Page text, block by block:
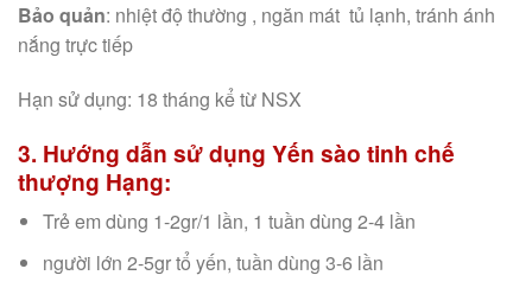
Bảo quản: nhiệt độ thường , ngăn mát tủ lạnh, tránh ánh
nắng trực tiếp
Hạn sử dụng: 18 tháng kể từ NSX
3. Hướng dẫn sử dụng Yến sào tinh chế
thượng Hạng:
Trẻ em dùng 1-2gr/1 lần, 1 tuần dùng 2-4 lần
người lớn 2-5gr tổ yến, tuần dùng 3-6 lần